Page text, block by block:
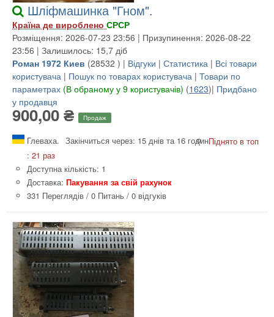
Шліфмашинка "Гном".
Країна де вироблено СРСР
Розміщення: 2026-07-23 23:56 | Призупинення: 2026-08-22
23:56 | Залишилось: 15,7 діб
Роман 1972 Киев (28532 ) | Відгуки | Статистика | Всі товари
користувача | Пошук по товарах користувача | Товари по
параметрах (В обраному у 9 користувачів) (1623)| Придбано
у продавця
900,00 ₴ Продаж
Глеваха. Закінчиться через: 15 днів та 16 годинПіднято в топ
: 21 раз
Доступна кількість: 1
Доставка: Пакування за свій рахунок
331 Переглядів / 0 Питань / 0 відгуків